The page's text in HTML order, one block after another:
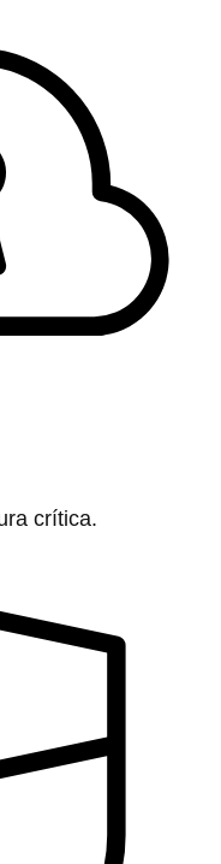
crítica.